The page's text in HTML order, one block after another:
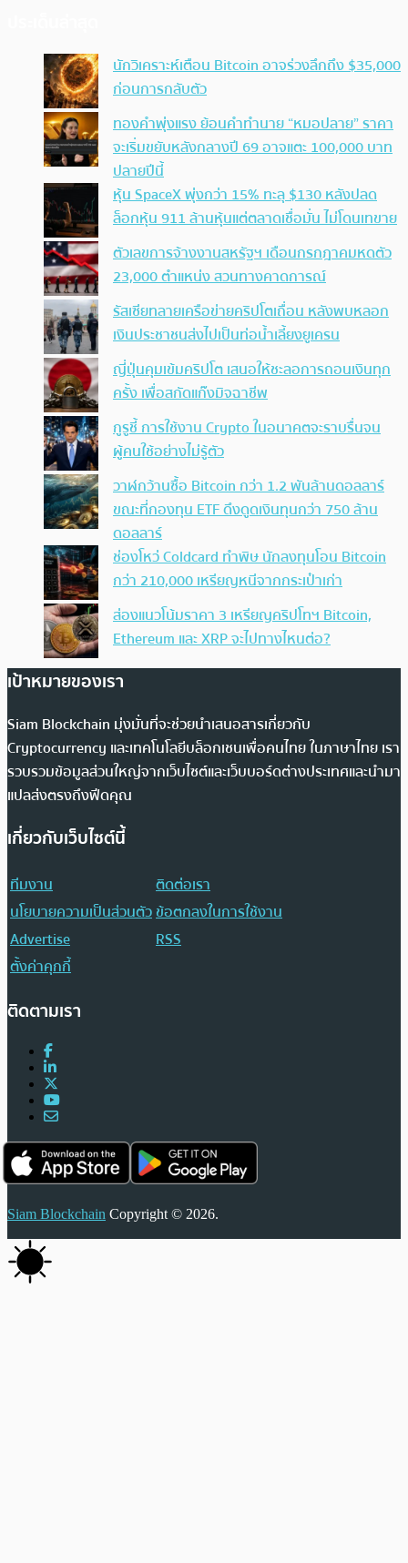
นักวิเคราะห์เตือน Bitcoin อาจร่วงลึกถึง $35,000
ก่อนการกลับตัว
ทองคำพุ่งแรง ย้อนคำทำนาย “หมอปลาย” ราคา
จะเริ่มขยับหลังกลางปี 69 อาจแตะ 100,000 บาท
ปลายปีนี้
หุ้น SpaceX พุ่งกว่า 15% ทะลุ $130 หลังปลด
ล็อกหุ้น 911 ล้านหุ้นแต่ตลาดเชื่อมั่น ไม่โดนเทขาย
ตัวเลขการจ้างงานสหรัฐฯ เดือนกรกฎาคมหดตัว
23,000 ตำแหน่ง สวนทางคาดการณ์
รัสเซียทลายเครือข่ายคริปโตเถื่อน หลังพบหลอก
เงินประชาชนส่งไปเป็นท่อน้ำเลี้ยงยูเครน
ญี่ปุ่นคุมเข้มคริปโต เสนอให้ชะลอการถอนเงินทุก
ครั้ง เพื่อสกัดแก๊งมิจฉาชีพ
กูรูชี้ การใช้งาน Crypto ในอนาคตจะราบรื่นจน
ผู้คนใช้อย่างไม่รู้ตัว
วาฬกว้านซื้อ Bitcoin กว่า 1.2 พันล้านดอลลาร์
ขณะที่กองทุน ETF ดึงดูดเงินทุนกว่า 750 ล้าน
ดอลลาร์
ช่องโหว่ Coldcard ทำพิษ นักลงทุนโอน Bitcoin
กว่า 210,000 เหรียญหนีจากกระเป๋าเก่า
ส่องแนวโน้มราคา 3 เหรียญคริปโทฯ Bitcoin,
Ethereum และ XRP จะไปทางไหนต่อ?
เป้าหมายของเรา
Siam Blockchain มุ่งมั่นที่จะช่วยนำเสนอสารเกี่ยวกับ
Cryptocurrency และเทคโนโลยีบล็อกเชนเพื่อคนไทย ในภาษาไทย เรา
รวบรวมข้อมูลส่วนใหญ่จากเว็บไซต์และเว็บบอร์ดต่างประเทศและนำมา
แปลส่งตรงถึงฟีดคุณ
เกี่ยวกับเว็บไซต์นี้
ทีมงาน
ติดต่อเรา
นโยบายความเป็นส่วนตัวข้อตกลงในการใช้งาน
Advertise
RSS
ตั้งค่าคุกกี้
ติดตามเรา
Siam Blockchain Copyright © 2026.